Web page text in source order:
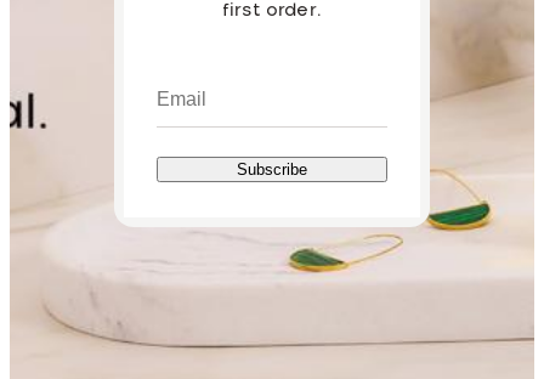
first order.
Subscribe